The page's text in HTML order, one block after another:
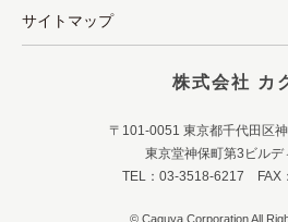
サイトマップ
株式会社 カ
〒101-0051 東京都千代田区
東京堂神保町第3ビルデ
TEL：03-3518-6217 FAX
© Caguya Corporation All